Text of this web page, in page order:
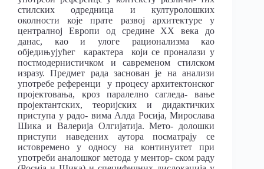
стилских одредница и културолошких
околности које прате развој архитектуре у
централној Европи од средине XX века до
данас, као и улоге рационализма као
обједињујућег карактера који се проналази у
постмодернистичком и савременом стилском
изразу. Предмет рада заснован је на анализи
употребе референци у процесу архитектонског
пројектовања, кроз паралелно сагледа- вање
пројектантских, теоријских и дидактичких
приступа у радо- вима Алда Росија, Мирослава
Шика и Валерија Олгијатија. Мето- долошки
приступи наведених аутора посматрају се
истовремено у односу на континуитет при
употреби аналошког метода у ментор- ском раду